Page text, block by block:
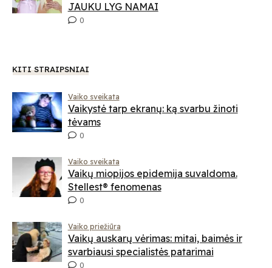
JAUKU LYG NAMAI
0
KITI STRAIPSNIAI
Vaiko sveikata
Vaikystė tarp ekranų: ką svarbu žinoti
tėvams
0
Vaiko sveikata
Vaikų miopijos epidemija suvaldoma.
Stellest® fenomenas
0
Vaiko priežiūra
Vaikų auskarų vėrimas: mitai, baimės ir
svarbiausi specialistės patarimai
0